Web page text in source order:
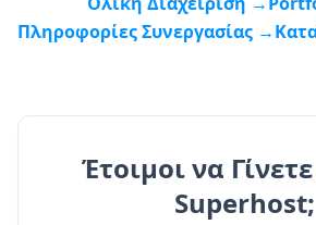
Πληροφορίες Συνεργασίας →
Έτοιμοι να
Superhost;